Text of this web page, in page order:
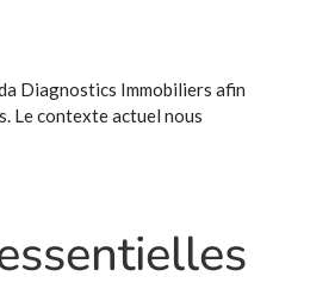
Diagnostics Immobiliers afin
Le contexte actuel nous